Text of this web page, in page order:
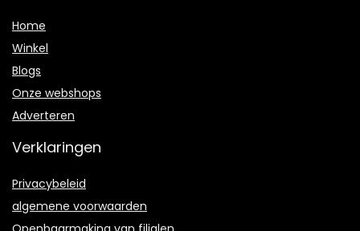
Home
Winkel
Blogs
Onze webshops
Adverteren
Verklaringen
Privacybeleid
algemene voorwaarden